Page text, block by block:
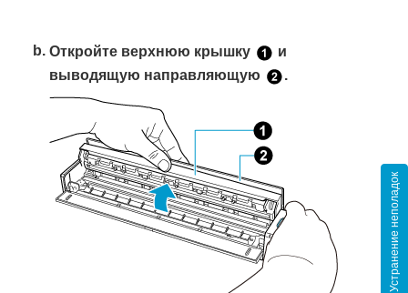
Откройте верхнюю крышку
и
выводящую направляющую
.
Устранение неполадок